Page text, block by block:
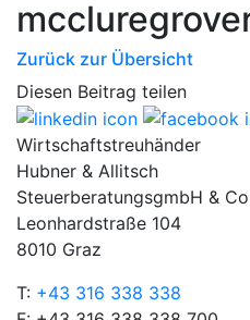
Zurück zur Übersicht
Diesen Beitrag teilen
Wirtschaftstreuhänder
Hubner & Allitsch
SteuerberatungsgmbH & Co
Leonhardstraße 104
8010 Graz
T: +43 316 338 338